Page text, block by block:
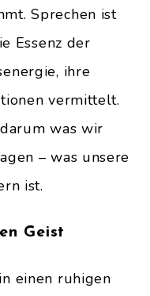
Sprechen ist
Essenz der
ihre
vermittelt.
was wir
– was unsere
ist.
Geist
einen ruhigen